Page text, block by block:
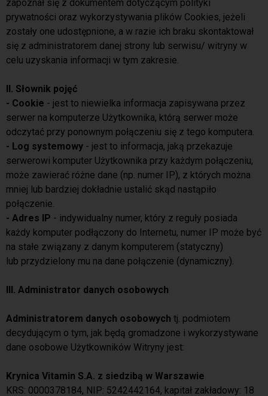
zapoznał się z dokumentem dotyczącym polityki
prywatności oraz wykorzystywania plików Cookies, jeżeli
zostały one udostępnione, a w razie ich braku skontaktował
się z administratorem danej strony lub serwisu/ witryny w
celu uzyskania informacji w tym zakresie.
II. Słownik pojęć
- Cookie - jest to niewielka informacja zapisywana przez
serwer na komputerze Użytkownika, którą serwer może
odczytać przy ponownym połączeniu się z tego komputera.
- Log systemowy - jest to informacja, jaką przekazuje
serwerowi komputer Użytkownika przy każdym połączeniu,
może zawierać różne dane (np. numer IP), z których można
mniej lub bardziej dokładnie ustalić skąd nastąpiło
połączenie.
- Adres IP - indywidualny numer, który z reguły posiada
każdy komputer podłączony do Internetu, numer IP może być
na stałe związany z danym komputerem (statyczny)
lub przydzielony mu na dane połączenie (dynamiczny).
III. Administrator danych osobowych
Administratorem danych osobowych tj. podmiotem
decydującym o tym, jak będą gromadzone i wykorzystywane
dane osobowe Użytkowników Witryny jest:
Krynica Vitamin S.A. z siedzibą w Warszawie
KRS: 0000378184, NIP: 5242442164, kapitał zakładowy: 18